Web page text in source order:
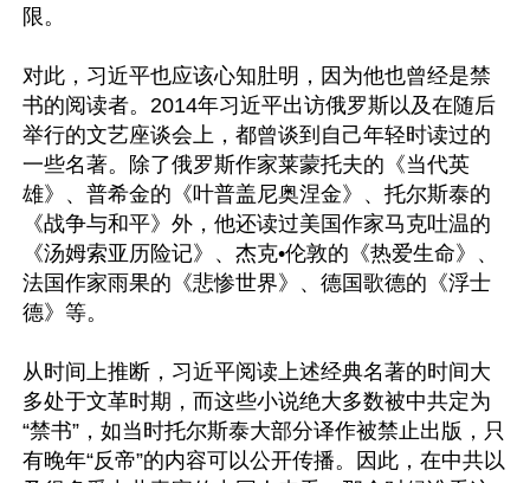
限。
对此，习近平也应该心知肚明，因为他也曾经是禁
书的阅读者。2014年习近平出访俄罗斯以及在随后
举行的文艺座谈会上，都曾谈到自己年轻时读过的
一些名著。除了俄罗斯作家莱蒙托夫的《当代英
雄》、普希金的《叶普盖尼奥涅金》、托尔斯泰的
《战争与和平》外，他还读过美国作家马克吐温的
《汤姆索亚历险记》、杰克•伦敦的《热爱生命》、
法国作家雨果的《悲惨世界》、德国歌德的《浮士
德》等。
从时间上推断，习近平阅读上述经典名著的时间大
多处于文革时期，而这些小说绝大多数被中共定为
“禁书”，如当时托尔斯泰大部分译作被禁止出版，只
有晚年“反帝”的内容可以公开传播。因此，在中共以